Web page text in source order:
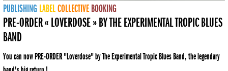
PUBLISHING LABELCOLLECTIVE BOOKING
PRE-ORDER « LOVERDOSE » BY THE EXPERIMENTAL TROPIC BLUES
BAND
You can now PRE-ORDER "Loverdose" by The Experimental Tropic Blues Band, the legendary